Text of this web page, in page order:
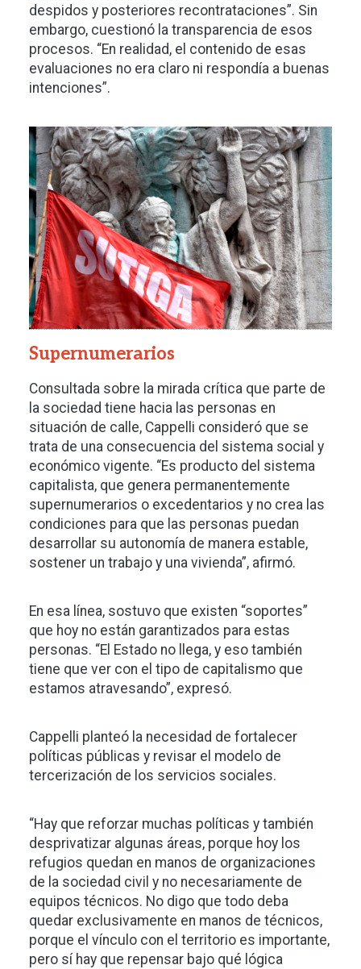
despidos y posteriores recontrataciones”. Sin
embargo, cuestionó la transparencia de esos
procesos. “En realidad, el contenido de esas
evaluaciones no era claro ni respondía a buenas
intenciones”.
Imagen
Supernumerarios
Consultada sobre la mirada crítica que parte de
la sociedad tiene hacia las personas en
situación de calle, Cappelli consideró que se
trata de una consecuencia del sistema social y
económico vigente. “Es producto del sistema
capitalista, que genera permanentemente
supernumerarios o excedentarios y no crea las
condiciones para que las personas puedan
desarrollar su autonomía de manera estable,
sostener un trabajo y una vivienda”, afirmó.
En esa línea, sostuvo que existen “soportes”
que hoy no están garantizados para estas
personas. “El Estado no llega, y eso también
tiene que ver con el tipo de capitalismo que
estamos atravesando”, expresó.
Cappelli planteó la necesidad de fortalecer
políticas públicas y revisar el modelo de
tercerización de los servicios sociales.
“Hay que reforzar muchas políticas y también
desprivatizar algunas áreas, porque hoy los
refugios quedan en manos de organizaciones
de la sociedad civil y no necesariamente de
equipos técnicos. No digo que todo deba
quedar exclusivamente en manos de técnicos,
porque el vínculo con el territorio es importante,
pero sí hay que repensar bajo qué lógica